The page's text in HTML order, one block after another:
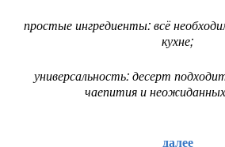
простые ингредиенты: всё
кухне;
универсальность: десерт
чаепития и
далее